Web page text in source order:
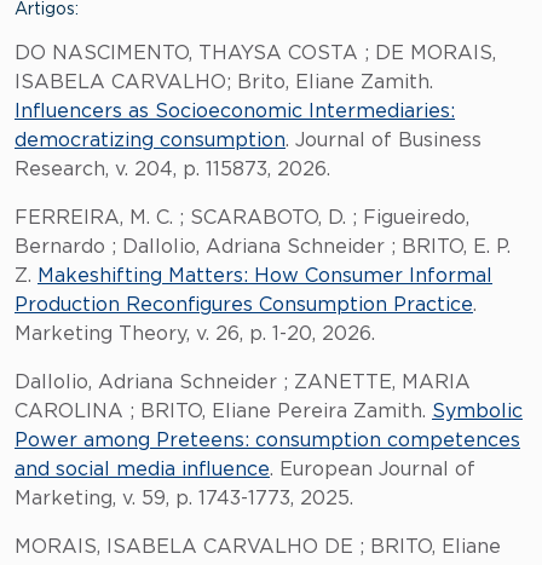
Artigos:
DO NASCIMENTO, THAYSA COSTA ; DE MORAIS,
ISABELA CARVALHO; Brito, Eliane Zamith.
Influencers as Socioeconomic Intermediaries:
democratizing consumption. Journal of Business
Research, v. 204, p. 115873, 2026.
FERREIRA, M. C. ; SCARABOTO, D. ; Figueiredo,
Bernardo ; Dallolio, Adriana Schneider ; BRITO, E. P.
Z. Makeshifting Matters: How Consumer Informal
Production Reconfigures Consumption Practice.
Marketing Theory, v. 26, p. 1-20, 2026.
Dallolio, Adriana Schneider ; ZANETTE, MARIA
CAROLINA ; BRITO, Eliane Pereira Zamith. Symbolic
Power among Preteens: consumption competences
and social media influence. European Journal of
Marketing, v. 59, p. 1743-1773, 2025.
MORAIS, ISABELA CARVALHO DE ; BRITO, Eliane